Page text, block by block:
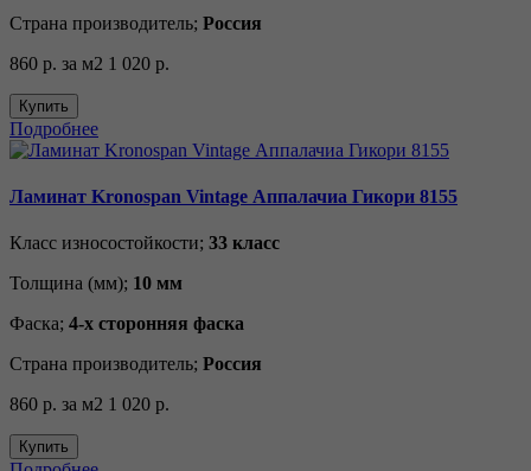
Страна производитель; Россия
860 р. за м2 1 020 р.
Купить
Подробнее
Ламинат Kronospan Vintage Аппалачиа Гикори 8155
Класс износостойкости; 33 класс
Толщина (мм); 10 мм
Фаска; 4-х сторонняя фаска
Страна производитель; Россия
860 р. за м2 1 020 р.
Купить